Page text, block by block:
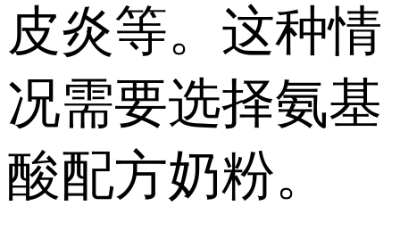
皮炎等。这种情
况需要选择氨基
酸配方奶粉。